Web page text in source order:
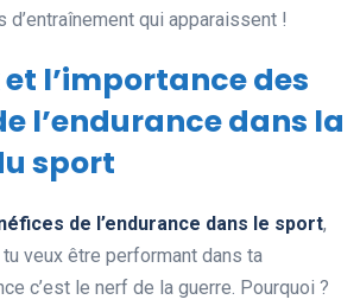
qui apparaissent !
et l’importance des
l’endurance dans la
sport
de l’endurance dans le sport,
veux être performant dans ta
c’est le nerf de la guerre. Pourquoi ?